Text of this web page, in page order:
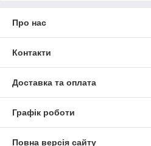
Про нас
Контакти
Доставка та оплата
Графік роботи
Повна версія сайту